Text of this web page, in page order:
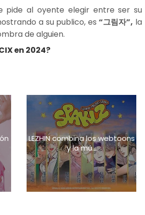
pide al oyente elegir entre ser su
a su publico, es“그림자”, la
de alguien.
en 2024?
LEZHIN combina los webtoons
y la mú...